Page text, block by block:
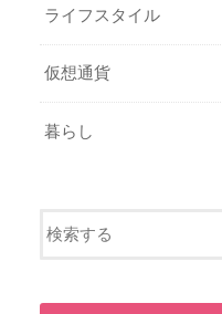
ライフスタイル
仮想通貨
暮らし